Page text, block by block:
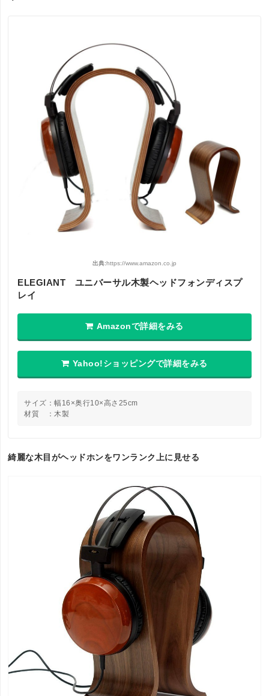
出典:https://www.amazon.co.jp
ELEGIANT ユニバーサル木製ヘッドフォンディスプ
レイ
Amazonで詳細をみる
Yahoo!ショッピングで詳細をみる
サイズ：幅16×奥行10×高さ25cm
材質 ：木製
綺麗な木目がヘッドホンをワンランク上に見せる